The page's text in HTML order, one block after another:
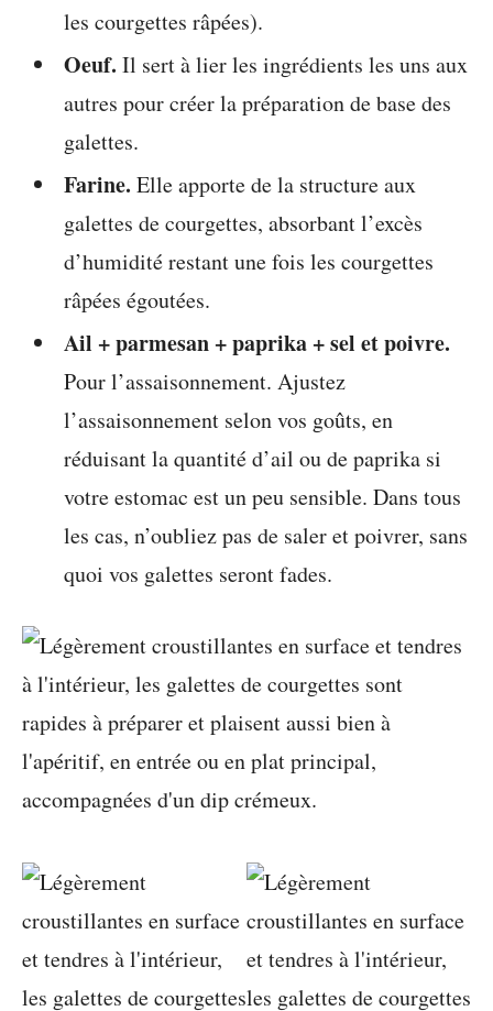
les courgettes râpées).
Oeuf. Il sert à lier les ingrédients les uns aux
autres pour créer la préparation de base des
galettes.
Farine. Elle apporte de la structure aux
galettes de courgettes, absorbant l’excès
d’humidité restant une fois les courgettes
râpées égoutées.
Ail + parmesan + paprika + sel et poivre.
Pour l’assaisonnement. Ajustez
l’assaisonnement selon vos goûts, en
réduisant la quantité d’ail ou de paprika si
votre estomac est un peu sensible. Dans tous
les cas, n’oubliez pas de saler et poivrer, sans
quoi vos galettes seront fades.